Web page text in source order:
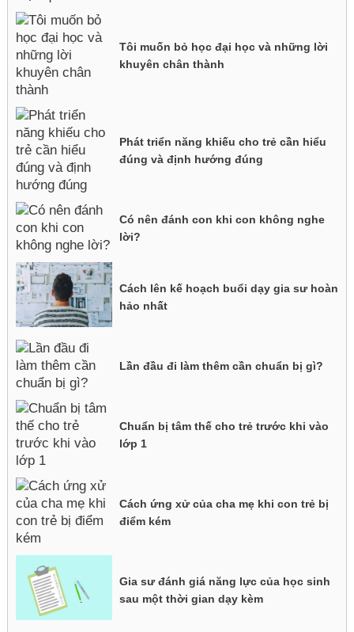
Tôi muốn bỏ học đại học và những lời
khuyên chân thành
Phát triển năng khiếu cho trẻ cần hiểu
đúng và định hướng đúng
Có nên đánh con khi con không nghe
lời?
Cách lên kế hoạch buổi dạy gia sư hoàn
hảo nhất
Lần đầu đi làm thêm cần chuẩn bị gì?
Chuẩn bị tâm thế cho trẻ trước khi vào
lớp 1
Cách ứng xử của cha mẹ khi con trẻ bị
điểm kém
Gia sư đánh giá năng lực của học sinh
sau một thời gian dạy kèm